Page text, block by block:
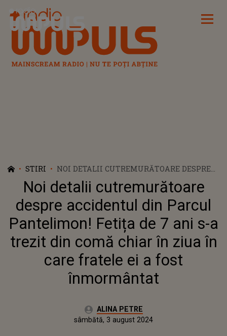
Radio Impuls
STIRI
NOI DETALII CUTREMURĂTOARE DESPRE
ACCIDENTUL DIN PARCUL PANTELIMON!
FETIȚA DE 7 ANI S-A TREZIT DIN COMĂ
CHIAR ÎN ZIUA ÎN CARE FRATELE EI A
FOST ÎNMORMÂNTAT
Noi detalii cutremurătoare
despre accidentul din Parcul
Pantelimon! Fetița de 7 ani s-a
trezit din comă chiar în ziua în
care fratele ei a fost
înmormântat
Autor:ALINA PETRE
sâmbătă, 3 august 2024Actualizat:
sâmbătă, 3 august 2024